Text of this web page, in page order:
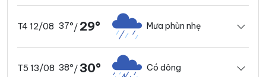
T4 12/08 37°/ 29° Mưa phùn nhẹ
T5 13/08 38°/30° Có dông